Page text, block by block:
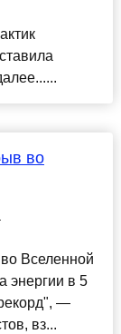
во
Вселенной
энергии в 5
—
вз...